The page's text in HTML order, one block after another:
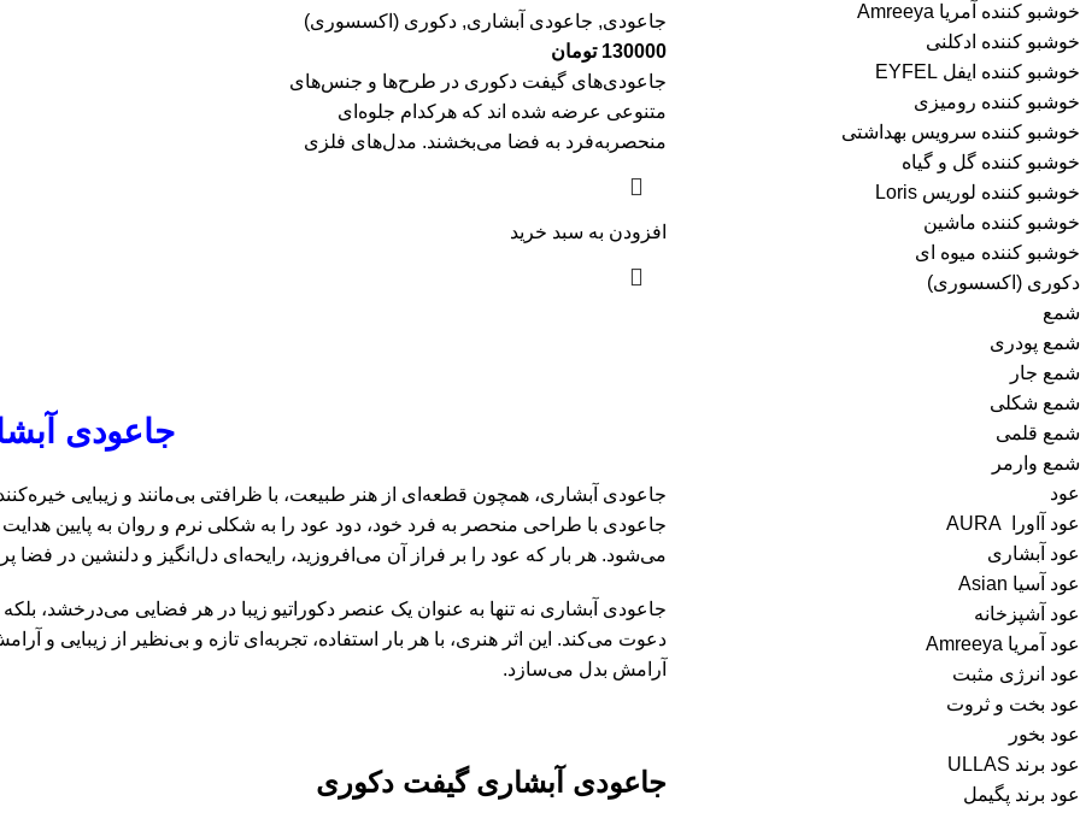
خوشبو کننده آمریا Amreeya
خوشبو کننده ادکلنی
خوشبو کننده ایفل EYFEL
خوشبو کننده رومیزی
خوشبو کننده سرویس بهداشتی
خوشبو کننده گل و گیاه
خوشبو کننده لوریس Loris
خوشبو کننده ماشین
خوشبو کننده میوه ای
دکوری (اکسسوری)
شمع
شمع پودری
شمع جار
شمع شکلی
شمع قلمی
شمع وارمر
عود
عود آاورا AURA
عود آبشاری
عود آسیا Asian
عود آشپزخانه
عود آمریا Amreeya
عود انرژی مثبت
عود بخت و ثروت
عود بخور
عود برند ULLAS
عود برند پگیمل
جاعودی, جاعودی آبشاری,دکوری (اکسسوری)
130000 تومان
جاعودی‌های گیفت دکوری در طرح‌ها و جنس‌های
متنوعی عرضه شده اند که هرکدام جلوه‌ای
منحصربه‌فرد به فضا می‌بخشند. مدل‌های فلزی
افزودن به سبد خرید
جاعودی
جاعودی آبشاری، همچون قطعه‌ای از هنر طبیعت، با ظرافتی بی‌مانند و زیبایی
جاعودی با طراحی منحصر به فرد خود، دود عود را به شکلی نرم و روان به پایین
می‌شود. هر بار که عود را بر فراز آن می‌افروزید، رایحه‌ای دل‌انگیز و دلنشین در
جاعودی آبشاری نه تنها به عنوان یک عنصر دکوراتیو زیبا در هر فضایی می‌درخشد،
دعوت می‌کند. این اثر هنری، با هر بار استفاده، تجربه‌ای تازه و بی‌نظیر از زیبایی و
آرامش بدل می‌سازد.
جاعودی آبشاری گیفت دکوری